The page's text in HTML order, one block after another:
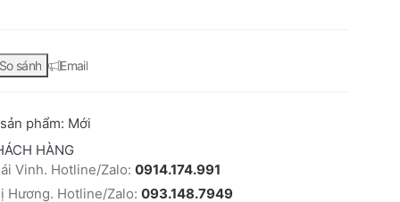
So sánh Email
phẩm: Mới
HÀNG
Vinh. Hotline/Zalo: 0914.174.991
Hương. Hotline/Zalo: 093.148.7949